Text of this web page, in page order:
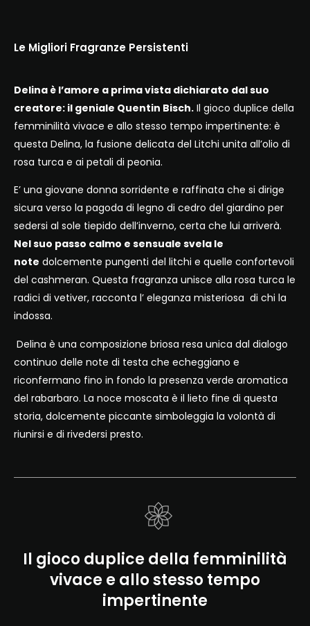
Le Migliori Fragranze Persistenti
Delina è l’amore a prima vista dichiarato dal suo
creatore: il geniale Quentin Bisch. Il gioco duplice della
femminilità vivace e allo stesso tempo impertinente: è
questa Delina, la fusione delicata del Litchi unita all’olio di
rosa turca e ai petali di peonia.
E’ una giovane donna sorridente e raffinata che si dirige
sicura verso la pagoda di legno di cedro del giardino per
sedersi al sole tiepido dell’inverno, certa che lui arriverà.
Nel suo passo calmo e sensuale svela le
note dolcemente pungenti del litchi e quelle confortevoli
del cashmeran. Questa fragranza unisce alla rosa turca le
radici di vetiver, racconta l’ eleganza misteriosa di chi la
indossa.
Delina è una composizione briosa resa unica dal dialogo
continuo delle note di testa che echeggiano e
riconfermano fino in fondo la presenza verde aromatica
del rabarbaro. La noce moscata è il lieto fine di questa
storia, dolcemente piccante simboleggia la volontà di
riunirsi e di rivedersi presto.
Il gioco duplice della femminilità
vivace e allo stesso tempo
impertinente